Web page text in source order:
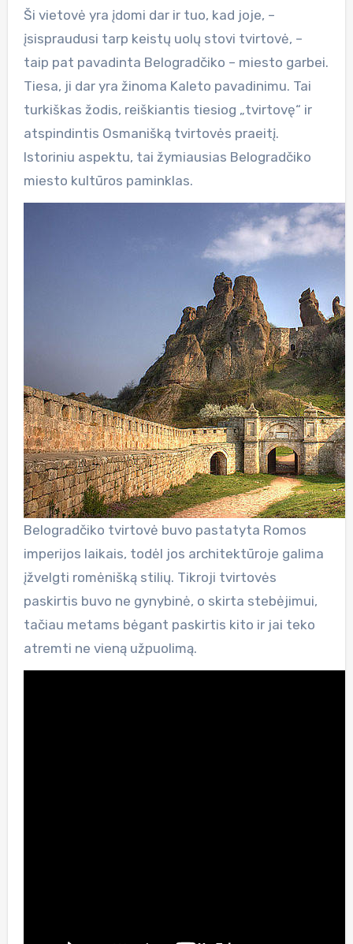
Ši vietovė yra įdomi dar ir tuo, kad joje, –
įsispraudusi tarp keistų uolų stovi tvirtovė, –
taip pat pavadinta Belogradčiko – miesto garbei.
Tiesa, ji dar yra žinoma Kaleto pavadinimu. Tai
turkiškas žodis, reiškiantis tiesiog „tvirtovę“ ir
atspindintis Osmanišką tvirtovės praeitį.
Istoriniu aspektu, tai žymiausias Belogradčiko
miesto kultūros paminklas.
Belogradčiko tvirtovė buvo pastatyta Romos
imperijos laikais, todėl jos architektūroje galima
įžvelgti romėnišką stilių. Tikroji tvirtovės
paskirtis buvo ne gynybinė, o skirta stebėjimui,
tačiau metams bėgant paskirtis kito ir jai teko
atremti ne vieną užpuolimą.